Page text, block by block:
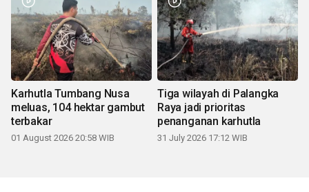
Karhutla Tumbang Nusa
meluas, 104 hektar gambut
terbakar
01 August 2026 20:58 WIB
Tiga wilayah di Palangka
Raya jadi prioritas
penanganan karhutla
31 July 2026 17:12 WIB